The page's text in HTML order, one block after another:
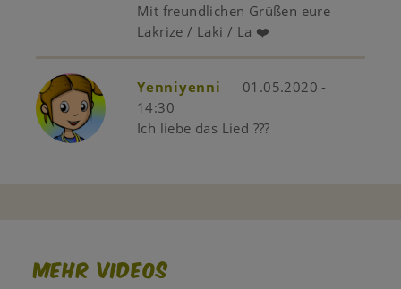
Mit freundlichen Grüßen eure
Lakrize / Laki / La ❤️
Yenniyenni
01.05.2020 -
14:30
Ich liebe das Lied ???
Mehr Videos